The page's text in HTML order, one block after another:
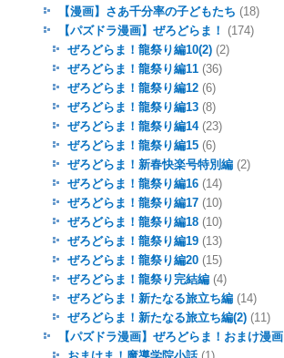
【漫画】さあ千分率の子どもたち (18)
【パズドラ漫画】ぜろどらま！
(174)
ぜろどらま！龍祭り編10(2) (2)
ぜろどらま！龍祭り編11 (36)
ぜろどらま！龍祭り編12 (6)
ぜろどらま！龍祭り編13 (8)
ぜろどらま！龍祭り編14(23)
ぜろどらま！龍祭り編15 (6)
ぜろどらま！新春快楽号特別編 (2)
ぜろどらま！龍祭り編16 (14)
ぜろどらま！龍祭り編17 (10)
ぜろどらま！龍祭り編18 (10)
ぜろどらま！龍祭り編19 (13)
ぜろどらま！龍祭り編20 (15)
ぜろどらま！龍祭り完結編 (4)
ぜろどらま！新たなる旅立ち編 (14)
ぜろどらま！新たなる旅立ち編(2) (11)
【パズドラ漫画】ぜろどらま！おまけ漫画